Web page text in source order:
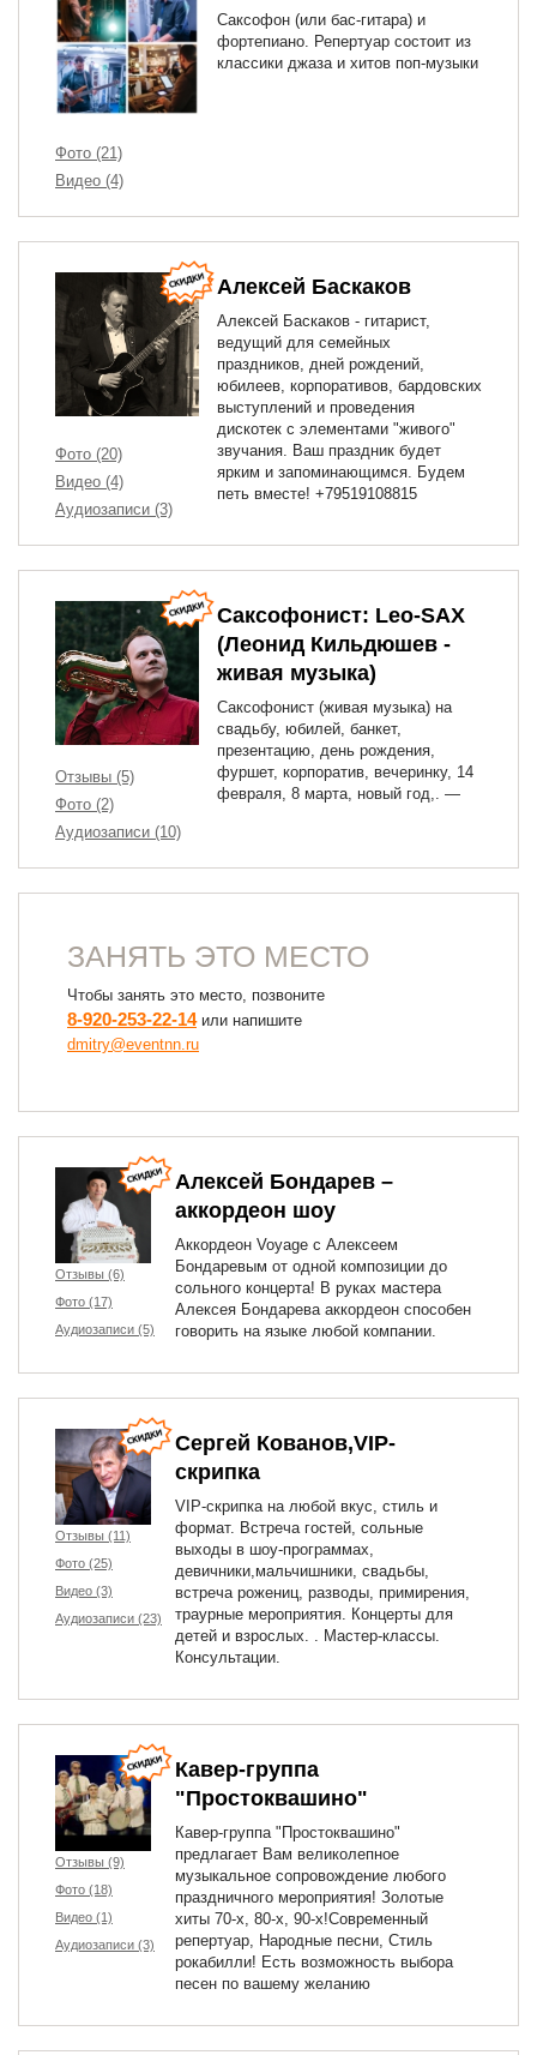
Фото (21)
Видео (4)
Саксофон (или бас-гитара) и
фортепиано. Репертуар состоит из
классики джаза и хитов поп-музыки
Фото (20)
Видео (4)
Аудиозаписи (3)
Алексей Баскаков
Алексей Баскаков - гитарист,
ведущий для семейных
праздников, дней рождений,
юбилеев, корпоративов, бардовских
выступлений и проведения
дискотек с элементами "живого"
звучания. Ваш праздник будет
ярким и запоминающимся. Будем
петь вместе! +79519108815
Отзывы (5)
Фото (2)
Аудиозаписи (10)
Саксофонист: Leo-SAX
(Леонид Кильдюшев -
живая музыка)
Саксофонист (живая музыка) на
свадьбу, юбилей, банкет,
презентацию, день рождения,
фуршет, корпоратив, вечеринку, 14
февраля, 8 марта, новый год,. —
ЗАНЯТЬ ЭТО МЕСТО
Чтобы занять это место, позвоните
8-920-253-22-14или напишите
dmitry@eventnn.ru
Отзывы (6)
Фото (17)
Аудиозаписи (5)
Алексей Бондарев –
аккордеон шоу
Аккордеон Voyage с Алексеем
Бондаревым от одной композиции до
сольного концерта! В руках мастера
Алексея Бондарева аккордеон способен
говорить на языке любой компании.
Отзывы (11)
Фото (25)
Видео (3)
Аудиозаписи (23)
Сергей Кованов,VIP-
скрипка
VIP-скрипка на любой вкус, стиль и
формат. Встреча гостей, сольные
выходы в шоу-программах,
девичники,мальчишники, свадьбы,
встреча рожениц, разводы, примирения,
траурные мероприятия. Концерты для
детей и взрослых. . Мастер-классы.
Консультации.
Отзывы (9)
Фото (18)
Видео (1)
Аудиозаписи (3)
Кавер-группа
"Простоквашино"
Кавер-группа "Простоквашино"
предлагает Вам великолепное
музыкальное сопровождение любого
праздничного мероприятия! Золотые
хиты 70-х, 80-х, 90-х!Современный
репертуар, Народные песни, Стиль
рокабилли! Есть возможность выбора
песен по вашему желанию